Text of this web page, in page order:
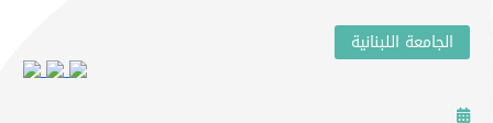
الجامعة اللبنانية